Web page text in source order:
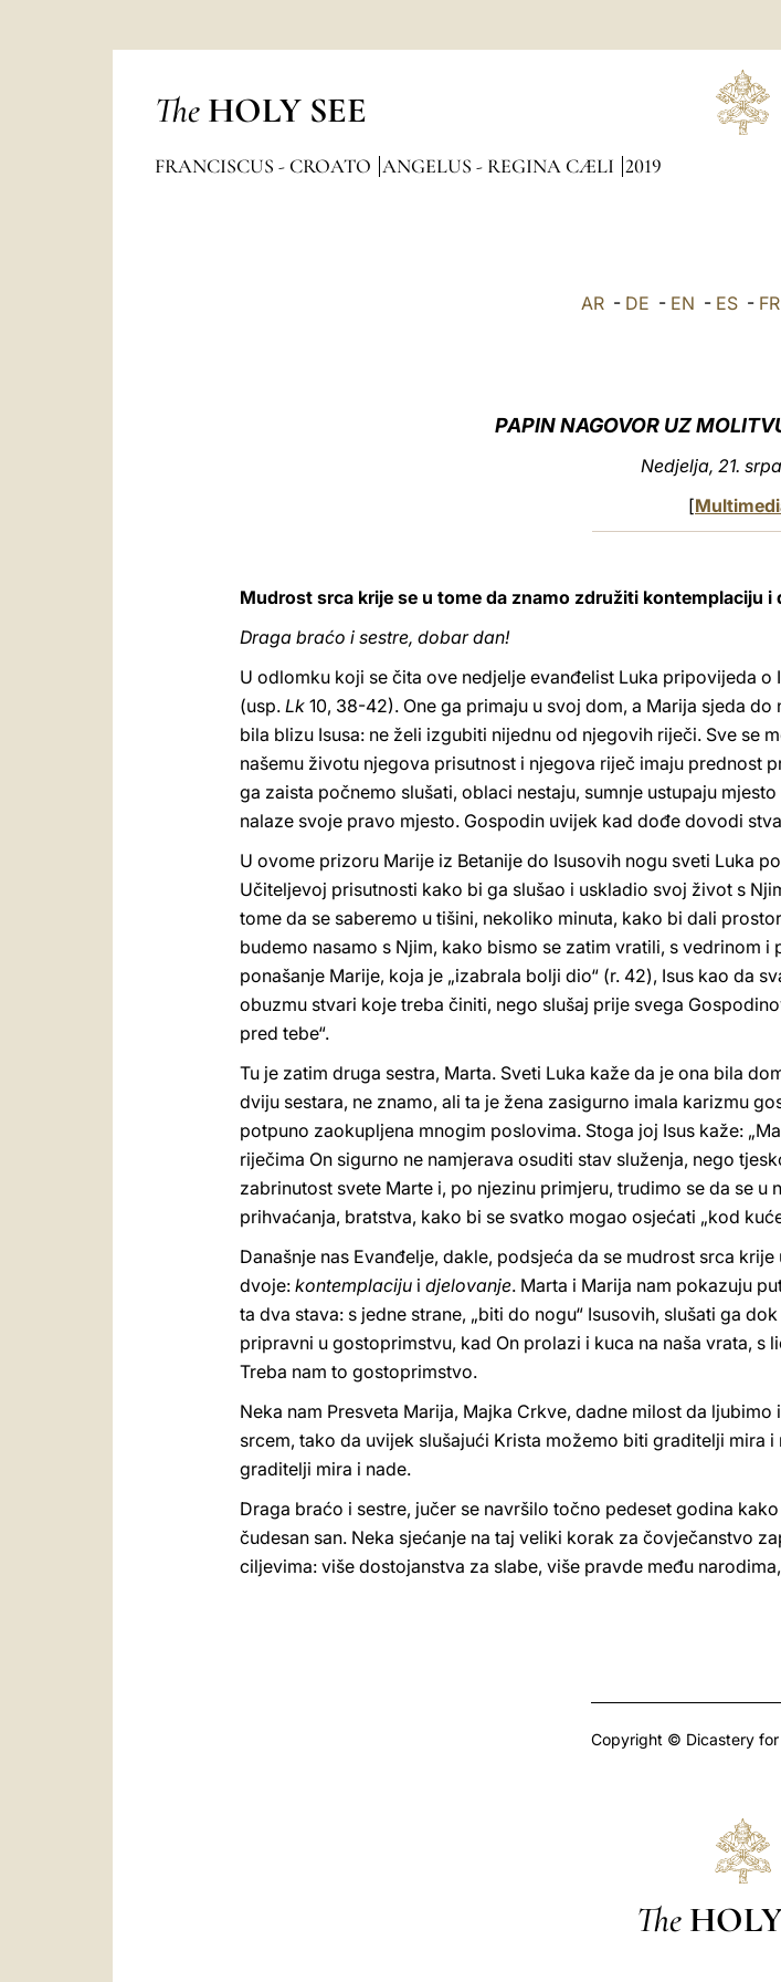
The HOLY SEE
FRANCISCUS - CROATO ANGELUS - REGINA CÆLI 2019
AR- DE - EN - ES- FR
PAPIN NAGOVOR UZ
Nedjelja, 21.
[
Mudrost srca krije se u tome da znamo združiti kontemplaciju i
Draga braćo i sestre, dobar dan!
U odlomku koji se čita ove nedjelje evanđelist Luka pripovijeda
(usp. Lk 10, 38-42). One ga primaju u svoj dom, a Marija sjeda
bila blizu Isusa: ne želi izgubiti nijednu od njegovih riječi. Sve se
našemu životu njegova prisutnost i njegova riječ imaju prednost
ga zaista počnemo slušati, oblaci nestaju, sumnje ustupaju
nalaze svoje pravo mjesto. Gospodin uvijek kad dođe dovodi
U ovome prizoru Marije iz Betanije do Isusovih nogu sveti Luka
Učiteljevoj prisutnosti kako bi ga slušao i uskladio svoj život s
tome da se saberemo u tišini, nekoliko minuta, kako bi dali
budemo nasamo s Njim, kako bismo se zatim vratili, s vedrinom
ponašanje Marije, koja je „izabrala bolji dio“ (r. 42), Isus kao da
obuzmu stvari koje treba činiti, nego slušaj prije svega
pred tebe“.
Tu je zatim druga sestra, Marta. Sveti Luka kaže da je ona bila
dviju sestara, ne znamo, ali ta je žena zasigurno imala karizmu
potpuno zaokupljena mnogim poslovima. Stoga joj Isus kaže:
riječima On sigurno ne namjerava osuditi stav služenja, nego
zabrinutost svete Marte i, po njezinu primjeru, trudimo se da se
prihvaćanja, bratstva, kako bi se svatko mogao osjećati „kod
Današnje nas Evanđelje, dakle, podsjeća da se mudrost srca
dvoje: kontemplaciju i djelovanje. Marta i Marija nam pokazuju
ta dva stava: s jedne strane, „biti do nogu“ Isusovih, slušati ga
pripravni u gostoprimstvu, kad On prolazi i kuca na naša vrata,
Treba nam to gostoprimstvo.
Neka nam Presveta Marija, Majka Crkve, dadne milost da
srcem, tako da uvijek slušajući Krista možemo biti graditelji mira
graditelji mira i nade.
Draga braćo i sestre, jučer se navršilo točno pedeset godina
čudesan san. Neka sjećanje na taj veliki korak za čovječanstvo
ciljevima: više dostojanstva za slabe, više pravde među
Copyright © Dicastery for
The